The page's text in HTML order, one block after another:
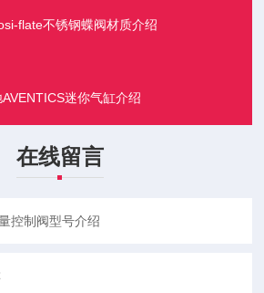
flate不锈钢蝶阀材质介绍
迷你气缸介绍
在线留言